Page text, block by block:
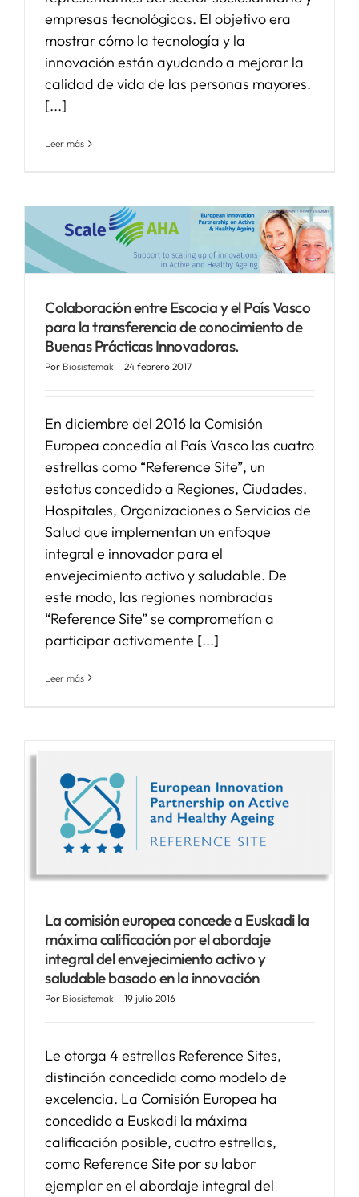
empresas tecnológicas. El objetivo era
mostrar cómo la tecnología y la
innovación están ayudando a mejorar la
calidad de vida de las personas mayores.
[...]
Leer más
Colaboración entre Escocia y el País Vasco
para la transferencia de conocimiento de
Buenas Prácticas Innovadoras.
Por Biosistemak | 24 febrero 2017
En diciembre del 2016 la Comisión
Europea concedía al País Vasco las cuatro
estrellas como “Reference Site”, un
estatus concedido a Regiones, Ciudades,
Hospitales, Organizaciones o Servicios de
Salud que implementan un enfoque
integral e innovador para el
envejecimiento activo y saludable. De
este modo, las regiones nombradas
“Reference Site” se comprometían a
participar activamente [...]
Leer más
La comisión europea concede a Euskadi la
máxima calificación por el abordaje
integral del envejecimiento activo y
saludable basado en la innovación
Por Biosistemak | 19 julio 2016
Le otorga 4 estrellas Reference Sites,
distinción concedida como modelo de
excelencia. La Comisión Europea ha
concedido a Euskadi la máxima
calificación posible, cuatro estrellas,
como Reference Site por su labor
ejemplar en el abordaje integral del